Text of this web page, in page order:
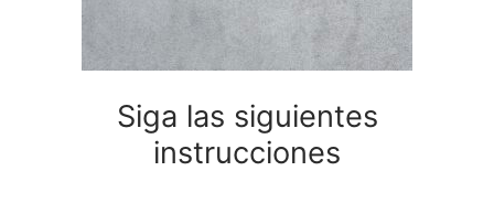
Siga las siguientes
instrucciones